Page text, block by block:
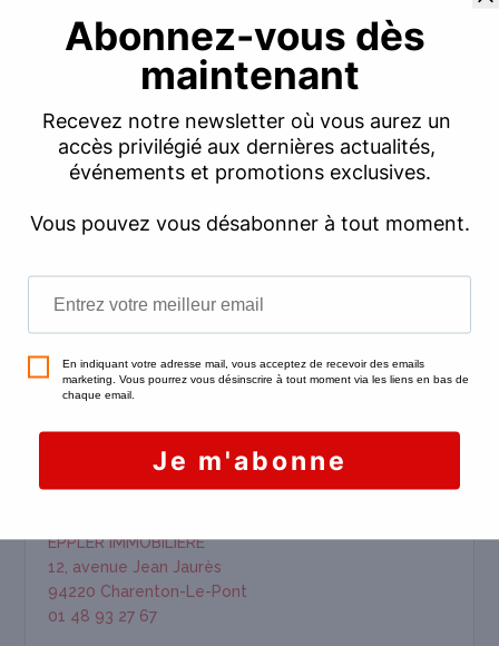
Commentaire*
EPPLER IMMOBILIÈRE
12, avenue Jean Jaurès
94220 Charenton-Le-Pont
01 48 93 27 67